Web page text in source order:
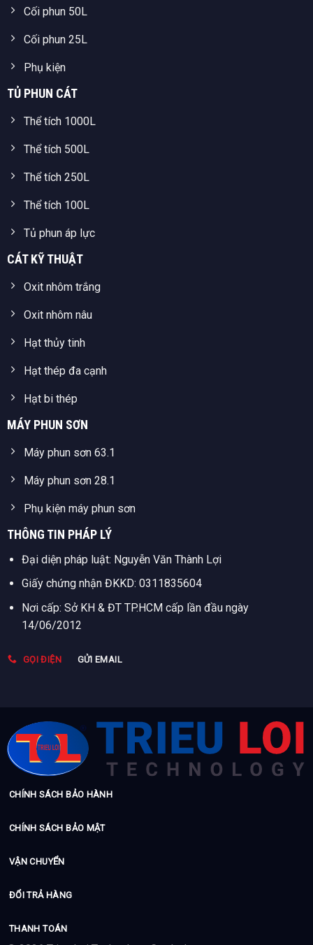
Cối phun 50L
Cối phun 25L
Phụ kiện
TỦ PHUN CÁT
Thể tích 1000L
Thể tích 500L
Thể tích 250L
Thể tích 100L
Tủ phun áp lực
CÁT KỸ THUẬT
Oxit nhôm trắng
Oxit nhôm nâu
Hạt thủy tinh
Hạt thép đa cạnh
Hạt bi thép
MÁY PHUN SƠN
Máy phun sơn 63.1
Máy phun sơn 28.1
Phụ kiện máy phun sơn
THÔNG TIN PHÁP LÝ
Đại diện pháp luật: Nguyễn Văn Thành Lợi
Giấy chứng nhận ĐKKD: 0311835604
Nơi cấp: Sở KH & ĐT TP.HCM cấp lần đầu ngày
14/06/2012
GỌI ĐIỆN GỬI EMAIL
CHÍNH SÁCH BẢO HÀNH
CHÍNH SÁCH BẢO MẬT
VẬN CHUYỂN
ĐỔI TRẢ HÀNG
THANH TOÁN